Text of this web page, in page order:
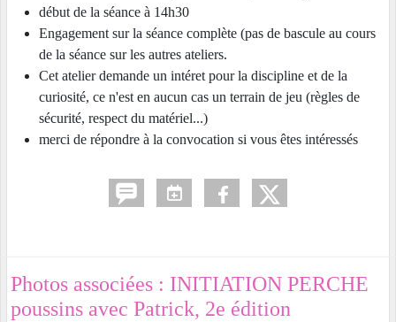
début de la séance à 14h30
Engagement sur la séance complète (pas de bascule au cours
de la séance sur les autres ateliers.
Cet atelier demande un intéret pour la discipline et de la
curiosité, ce n'est en aucun cas un terrain de jeu (règles de
sécurité, respect du matériel...)
merci de répondre à la convocation si vous êtes intéressés
Photos associées : INITIATION PERCHE
poussins avec Patrick, 2e édition